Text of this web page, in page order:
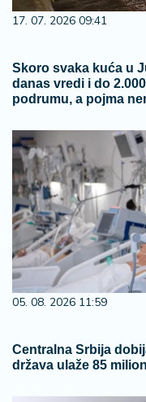
17. 07. 2026 09:41
Skoro svaka kuća u
danas vredi i do
podrumu, a pojma
05. 08. 2026 11:59
Centralna Srbija
država ulaže 85